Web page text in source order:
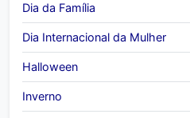
Dia da Família
Dia Internacional da Mulher
Halloween
Inverno